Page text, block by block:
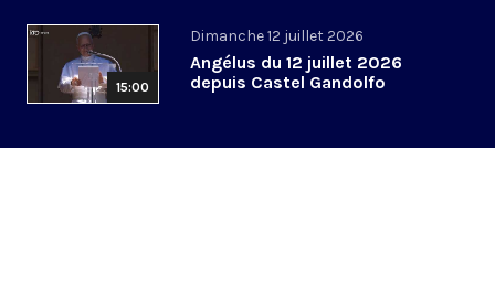
15:00
Dimanche 12 juillet 2026
Angélus du 12 juillet 2026
depuis Castel Gandolfo